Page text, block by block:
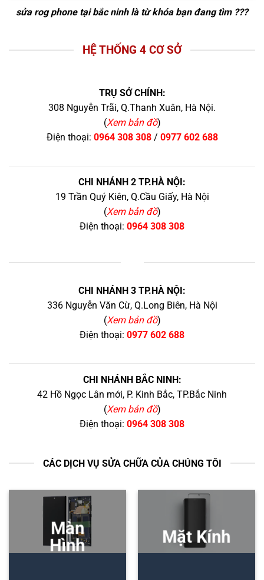
sửa rog phone tại bắc ninhlà từ khóa bạn đang tìm ???
HỆ THỐNG 4 CƠ SỞ
TRỤ SỞ CHÍNH:
308 Nguyễn Trãi, Q.Thanh Xuân, Hà Nội.
(Xem bản đồ)
Điện thoại: 0964 308 308/ 0977 602 688
CHI NHÁNH 2 TP.HÀ NỘI:
19 Trần Quý Kiên, Q.Cầu Giấy, Hà Nội
(Xem bản đồ)
Điện thoại: 0964 308 308
CHI NHÁNH 3 TP.HÀ NỘI:
336 Nguyễn Văn Cừ, Q.Long Biên, Hà Nội
(Xem bản đồ)
Điện thoại: 0977 602 688
CHI NHÁNH BẮC NINH:
42 Hồ Ngọc Lân mới, P. Kinh Bắc, TP.Bắc Ninh
(Xem bản đồ)
Điện thoại: 0964 308 308
CÁC DỊCH VỤ SỬA CHỮA CỦA CHÚNG TÔI
Màn
Hình
Mặt Kính